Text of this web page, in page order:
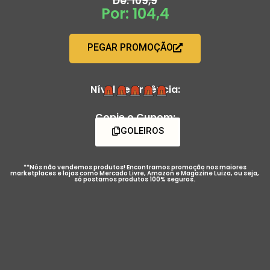
Por: 104,4
PEGAR PROMOÇÃO
Nível de Urgência:
Copie o Cupom:
GOLEIROS
**Nós não vendemos produtos! Encontramos promoção nos maiores
marketplaces e lojas como Mercado Livre, Amazon e Magazine Luiza, ou seja,
só postamos produtos 100% seguros.